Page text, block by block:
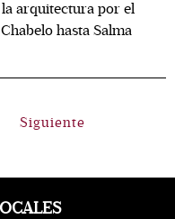
arquitectura por el
hasta Salma
Siguiente